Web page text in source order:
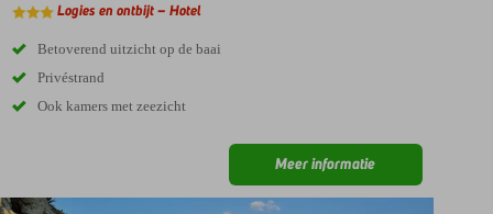
Logies en ontbijt – Hotel
Betoverend uitzicht op de baai
Privéstrand
Ook kamers met zeezicht
Meer informatie